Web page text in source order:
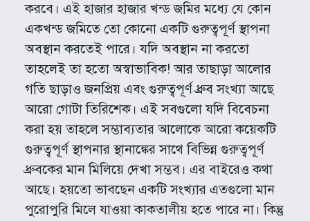
করবে। এই হাজার হাজার খন্ড জমির মধ্যে যে কোন
একখন্ড জমিতে তো কোনো একটি গুরুত্বপূর্ণ স্থাপনা
অবস্থান করতেই পারে। যদি অবস্থান না করতো
তাহলেই তা হতো অস্বাভাবিক! আর তাছাড়া আলোর
গতি ছাড়াও জনপ্রিয় এবং গুরুত্বপূর্ণ ধ্রুব সংখ্যা আছে
আরো গোটা তিরিশেক। এই সবগুলো যদি বিবেচনা
করা হয় তাহলে সম্ভাব্যতার আলোকে আরো কয়েকটি
গুরুত্বপূর্ণ স্থাপনার স্থানাঙ্কের সাথে বিভিন্ন গুরুত্বপূর্ণ
ধ্রুবকের মান মিলিয়ে দেখা সম্ভব। এর বাইরেও কথা
আছে। হয়তো ভাবছেন একটি সংখ্যার এতগুলো মান
পুরোপুরি মিলে যাওয়া কাকতালীয় হতে পারে না। কিন্তু